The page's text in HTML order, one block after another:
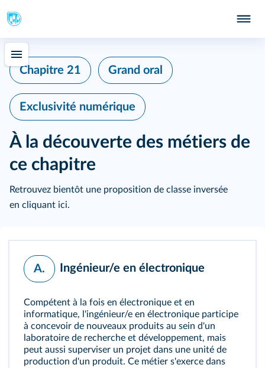
Chapitre 21 Grand oral
Exclusivité numérique
À la découverte des métiers de
ce chapitre
Retrouvez bientôt une proposition de classe inversée
en cliquant ici.
A. Ingénieur/e en électronique
Compétent à la fois en électronique et en
informatique, l'ingénieur/e en électronique participe
à concevoir de nouveaux produits au sein d'un
laboratoire de recherche et développement, mais
peut aussi superviser un projet dans une unité de
production d'un produit. Ce métier s'exerce dans